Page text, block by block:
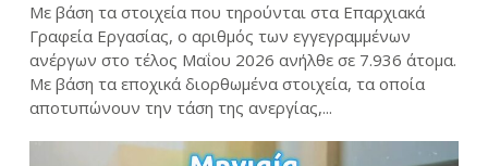
Με βάση τα στοιχεία που τηρούνται στα Επαρχιακά
Γραφεία Εργασίας, ο αριθμός των εγγεγραμμένων
ανέργων στο τέλος Μαΐου 2026 ανήλθε σε 7.936 άτομα.
Με βάση τα εποχικά διορθωμένα στοιχεία, τα οποία
αποτυπώνουν την τάση της ανεργίας,...